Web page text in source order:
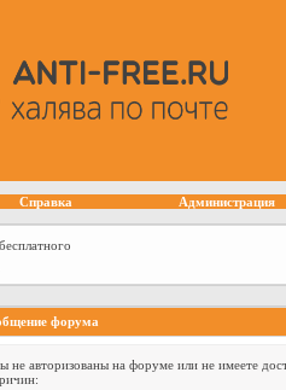
Справка Администрация
форума
не авторизованы на форуме или не имеете